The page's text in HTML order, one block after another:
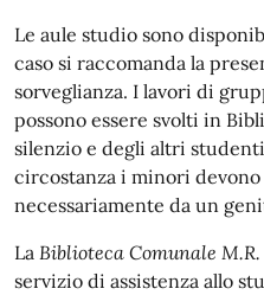
Le aule studio sono
caso si raccomanda la
sorveglianza. I lavori di
possono essere svolti in
silenzio e degli altri
circostanza i minori devono
necessariamente da un
La Biblioteca Comunale
servizio di assistenza allo